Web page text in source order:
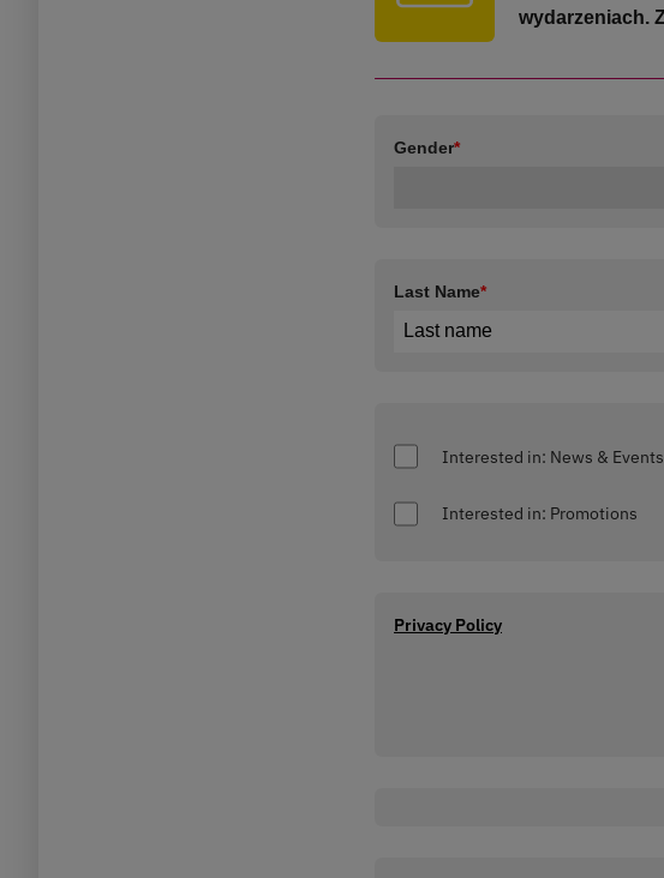
wydarzeniach.
Gender*
Last Name*
Interested in: News & Events
Interested in: Promotions
Privacy Policy